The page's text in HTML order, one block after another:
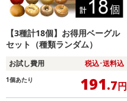
【3種計18個】お得用ベーグル
セット（種類ランダム）
お試し費用 税込･送料込
1個あたり 191.7円